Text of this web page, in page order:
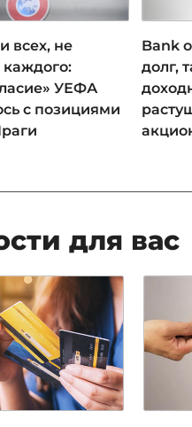
всех, не
каждого:
УЕФА
с позициями
Bank
долг,
для вас